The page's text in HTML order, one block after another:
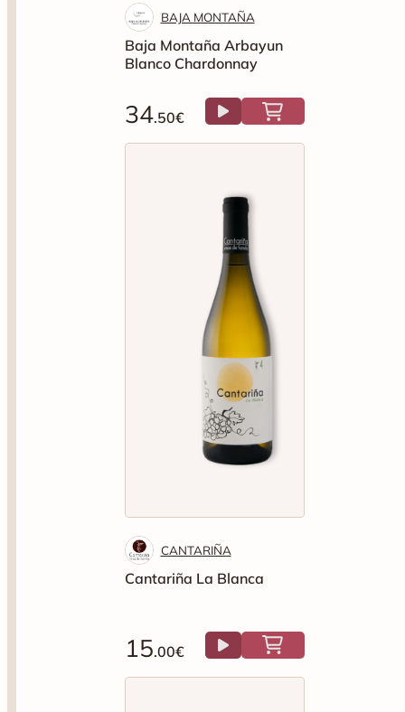
BAJA MONTAÑA
Baja Montaña Arbayun
Blanco Chardonnay
34.50€
CANTARIÑA
Cantariña La Blanca
15.00€